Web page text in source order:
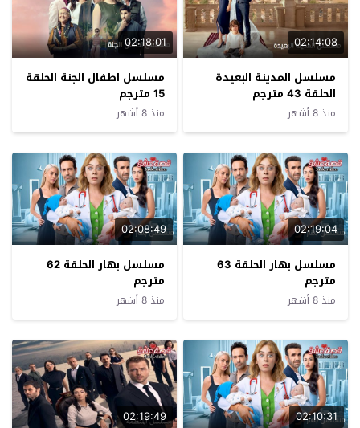
02:14:08
مسلسل المدينة البعيدة
الحلقة 43 مترجم
منذ 8 أشهر
02:18:01
مسلسل اطفال الجنة الحلقة
15 مترجم
منذ 8 أشهر
02:19:04
مسلسل بهار الحلقة 63
مترجم
منذ 8 أشهر
02:08:49
مسلسل بهار الحلقة 62
مترجم
منذ 8 أشهر
02:10:31
02:19:49